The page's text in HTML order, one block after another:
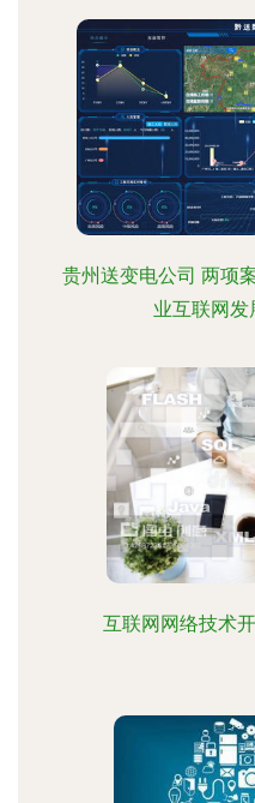
贵州送变电公司 两项
业互联网发
互联网网络技术